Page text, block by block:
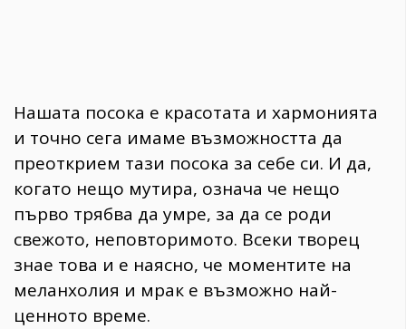
Нашата посока е красотата и хармонията
и точно сега имаме възможността да
преоткрием тази посока за себе си. И да,
когато нещо мутира, означа че нещо
първо трябва да умре, за да се роди
свежото, неповторимото. Всеки творец
знае това и е наясно, че моментите на
меланхолия и мрак е възможно най-
ценното време.